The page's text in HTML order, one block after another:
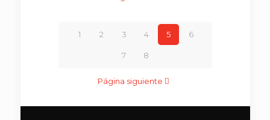
1 2 3 4 5 6
7 8
Página siguiente